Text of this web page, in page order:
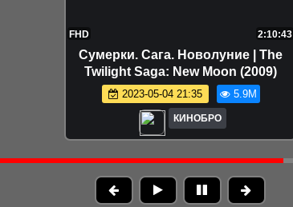
FHD 2:10:43
Сумерки. Сага. Новолуние | The
Twilight Saga: New Moon (2009)
2023-05-04 21:35 5.9M
КИНОБРО